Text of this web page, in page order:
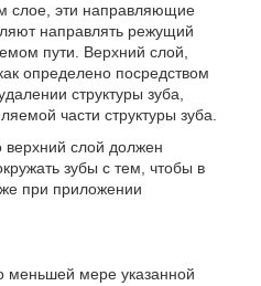
слое, эти направляющие
направлять режущий
пути. Верхний слой,
определено посредством
структуры зуба,
части структуры зуба.
верхний слой должен
зубы с тем, чтобы в
при приложении
меньшей мере указанной